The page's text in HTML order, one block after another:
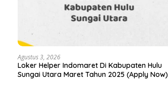
Agustus 3, 2026
Loker Helper Indomaret Di Kabupaten Hulu
Sungai Utara Maret Tahun 2025 (Apply Now)